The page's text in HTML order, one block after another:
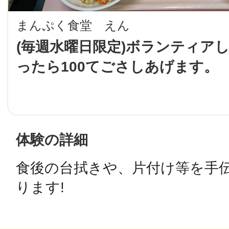
まんぷく食堂 えん
(毎週水曜日限定)ボランティア
ったら100てごさしあげます。
LINE
SMS
体験の詳細
食後の台拭きや、片付け等を手
ります!
地域に導入を